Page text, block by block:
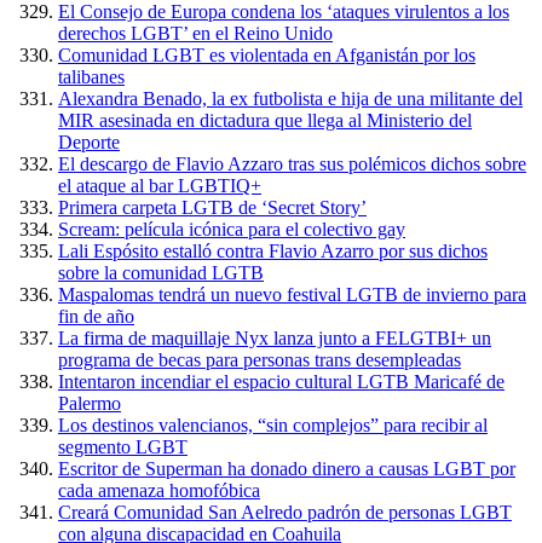
El Consejo de Europa condena los ‘ataques virulentos a los
derechos LGBT’ en el Reino Unido
Comunidad LGBT es violentada en Afganistán por los
talibanes
Alexandra Benado, la ex futbolista e hija de una militante del
MIR asesinada en dictadura que llega al Ministerio del
Deporte
El descargo de Flavio Azzaro tras sus polémicos dichos sobre
el ataque al bar LGBTIQ+
Primera carpeta LGTB de ‘Secret Story’
Scream: película icónica para el colectivo gay
Lali Espósito estalló contra Flavio Azarro por sus dichos
sobre la comunidad LGTB
Maspalomas tendrá un nuevo festival LGTB de invierno para
fin de año
La firma de maquillaje Nyx lanza junto a FELGTBI+ un
programa de becas para personas trans desempleadas
Intentaron incendiar el espacio cultural LGTB Maricafé de
Palermo
Los destinos valencianos, “sin complejos” para recibir al
segmento LGBT
Escritor de Superman ha donado dinero a causas LGBT por
cada amenaza homofóbica
Creará Comunidad San Aelredo padrón de personas LGBT
con alguna discapacidad en Coahuila